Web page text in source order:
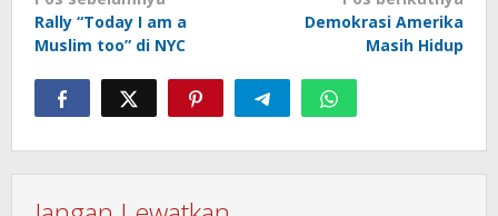
pos
Rally “Today I am a
Muslim too” di NYC
Demokrasi Amerika
Masih Hidup